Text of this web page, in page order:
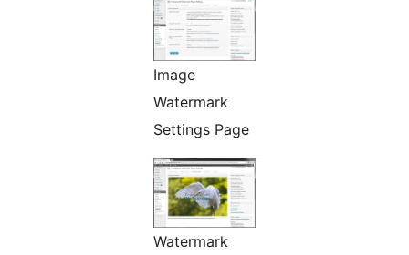
Image
Watermark
Settings Page
Watermark